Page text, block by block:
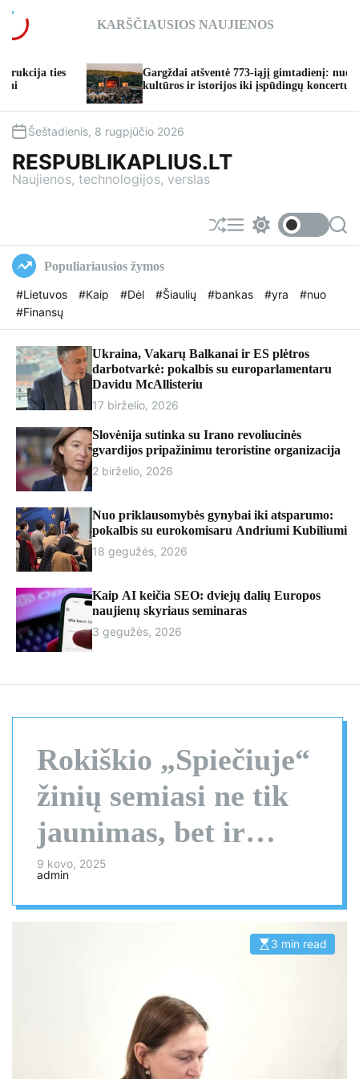
c
KARŠČIAUSIOS NAUJIENOS
Gargždai atšventė 773-iąjį gimtadienį: nuo
kultūros ir istorijos iki įspūdingų koncertų
Šeštadienis, 8 rugpjūčio 2026
RESPUBLIKAPLIUS.LT
Naujienos, technologijos, verslas
S
h
l
M
e w
h
o
o
r
S
e
Populiariausios žymos
#Lietuvos #Kaip #Dėl #Šiaulių #bankas #yra
#nuo
#Finansų
Ukraina, Vakarų Balkanai ir ES plėtros
darbotvarkė: pokalbis su europarlamentaru
Davidu McAllisteriu
17 birželio, 2026
Slovėnija sutinka su Irano revoliucinės
gvardijos pripažinimu teroristine organizacija
2 birželio, 2026
Nuo priklausomybės gynybai iki atsparumo:
pokalbis su eurokomisaru Andriumi Kubiliumi
18 gegužės, 2026
Kaip AI keičia SEO: dviejų dalių Europos
naujienų skyriaus seminaras
3 gegužės, 2026
Rokiškio „Spiečiuje“
žinių semiasi ne tik
jaunimas, bet ir
patyrę verslininkai
9 kovo, 2025
admin
E
3 min read